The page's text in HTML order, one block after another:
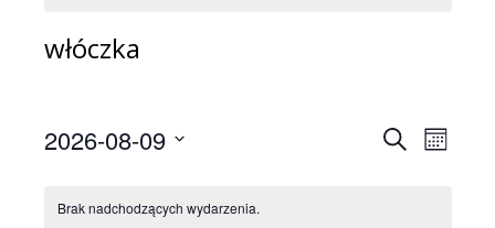
włóczka
SzukajMiesiąc
2026-08-09
Kalendarz
Brak nadchodzących wydarzenia.